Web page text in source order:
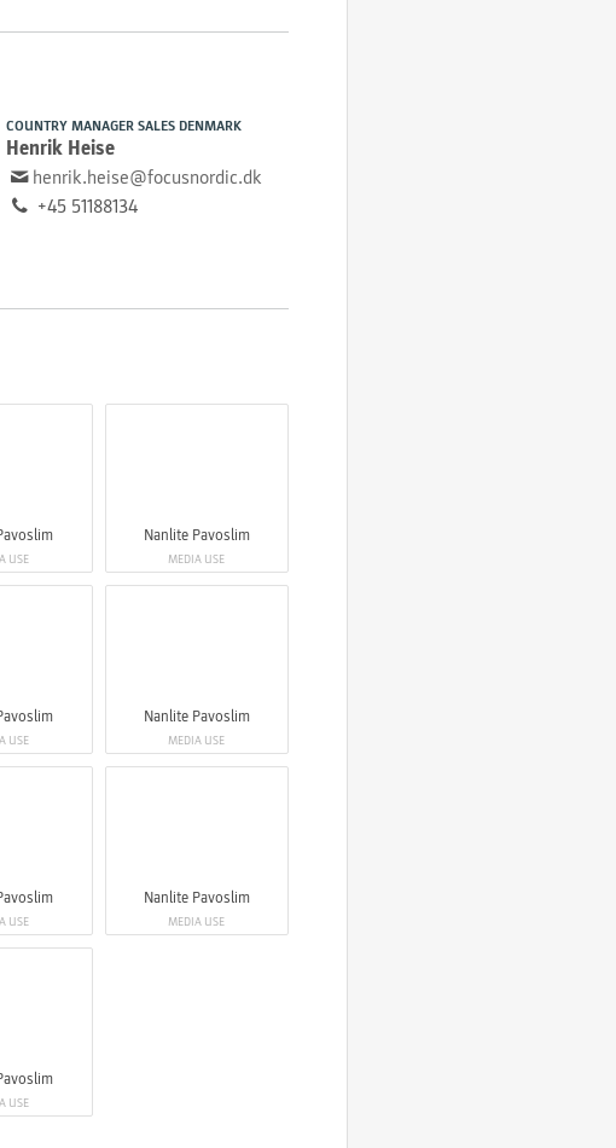
COUNTRY MANAGER SALES DENMARK
Henrik Heise
henrik.heise@focusnordic.dk
+45 51188134
USE
Nanlite Pavoslim
MEDIA USE
USE
Nanlite Pavoslim
MEDIA USE
USE
Nanlite Pavoslim
MEDIA USE
USE